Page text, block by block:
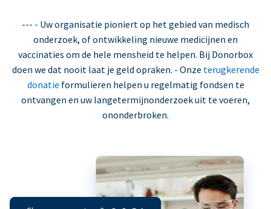
--- - Uw organisatie pioniert op het gebied van medisch
onderzoek, of ontwikkeling nieuwe medicijnen en
vaccinaties om de hele mensheid te helpen. Bij Donorbox
doen we dat nooit laat je geld opraken. - Onze terugkerende
donatie formulieren helpen u regelmatig fondsen te
ontvangen en uw langetermijnonderzoek uit te voeren,
ononderbroken.